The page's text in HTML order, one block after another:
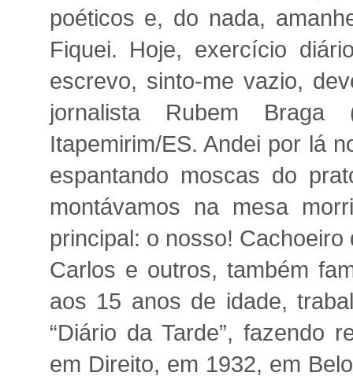
poéticos e, do nada,
Fiquei. Hoje, exercício
escrevo, sinto-me vazio,
jornalista Rubem Braga
Itapemirim/ES. Andei por lá
espantando moscas do
montávamos na mesa
principal: o nosso!
Carlos e outros, também
aos 15 anos de idade,
“Diário da Tarde”, fazendo
em Direito, em 1932, em